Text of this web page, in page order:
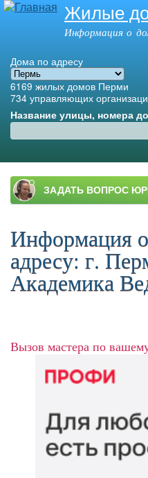
Перейти
Жилые
Информация о
Дома по адресу
6169 жилых домов Перми
734 управляющих
Название улицы, номера
Главное меню
Информация
адресу: г.
Академика
Вызов мастера по